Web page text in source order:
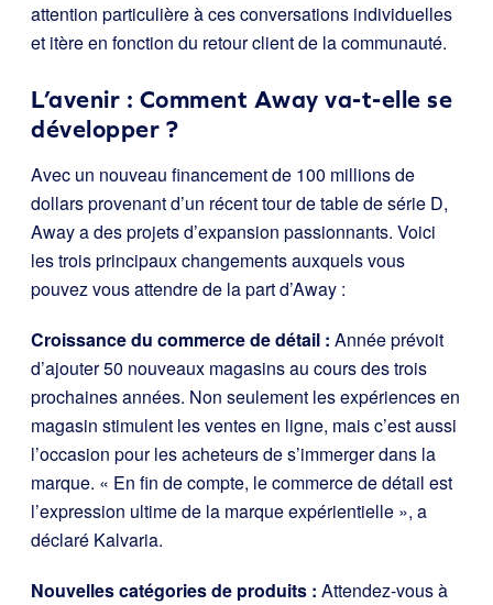
attention particulière à ces conversations individuelles
et itère en fonction du retour client de la communauté.
L’avenir : Comment Away va-t-elle se
développer ?
Avec un nouveau financement de 100 millions de
dollars provenant d’un récent tour de table de série D,
Away a des projets d’expansion passionnants. Voici
les trois principaux changements auxquels vous
pouvez vous attendre de la part d’Away :
Croissance du commerce de détail : Année prévoit
d’ajouter 50 nouveaux magasins au cours des trois
prochaines années. Non seulement les expériences en
magasin stimulent les ventes en ligne, mais c’est aussi
l’occasion pour les acheteurs de s’immerger dans la
marque. « En fin de compte, le commerce de détail est
l’expression ultime de la marque expérientielle », a
déclaré Kalvaria.
Nouvelles catégories de produits : Attendez-vous à